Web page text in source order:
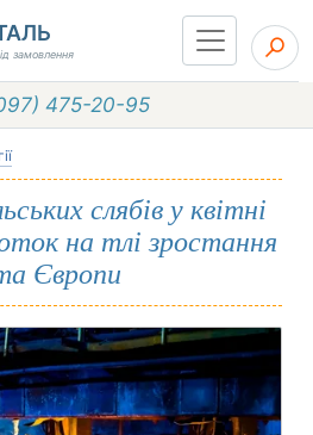
замовлення
475-20-95
слябів у квітні
на тлі зростання
Європи